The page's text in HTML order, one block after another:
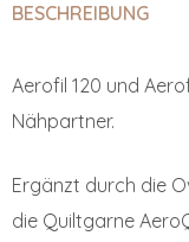
BESCHREIBUNG
Aerofil 120 und
Nähpartner.
Ergänzt durch die
die Quiltgarne